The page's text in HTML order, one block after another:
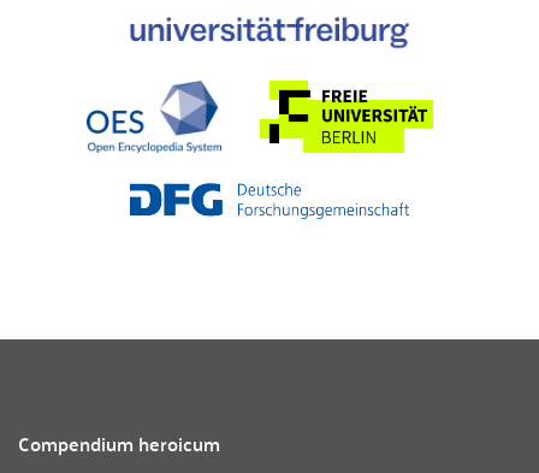
Compendium heroicum